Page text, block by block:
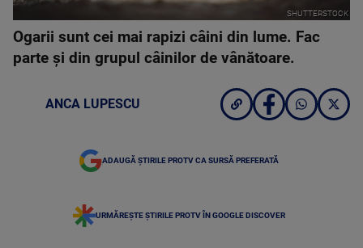
SHUTTERSTOCK
Ogarii sunt cei mai rapizi câini din lume. Fac
parte și din grupul câinilor de vânătoare.
ANCA LUPESCU
ADAUGĂ ȘTIRILE PROTV CA SURSĂ PREFERATĂ
URMĂREȘTE ȘTIRILE PROTV ÎN GOOGLE DISCOVER